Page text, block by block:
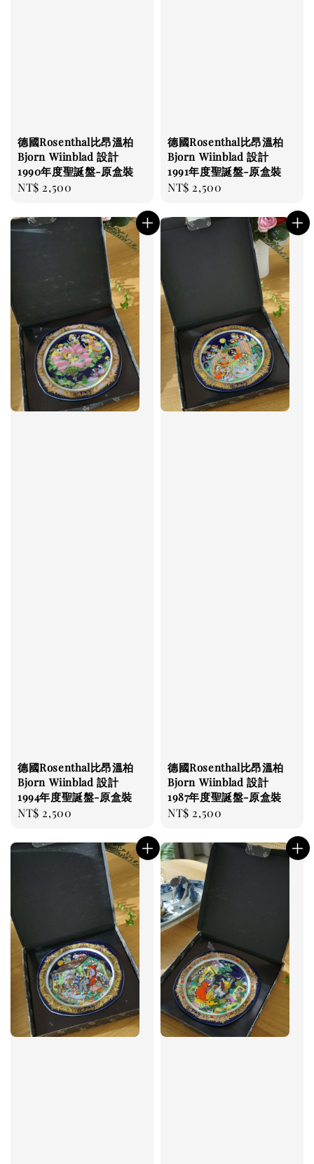
德國Rosenthal比昂溫柏
Bjorn Wiinblad 設計
1990年度聖誕盤-原盒裝
Regular
NT$ 2,500
德國Rosenthal比昂溫柏
Bjorn Wiinblad 設計
1991年度聖誕盤-原盒裝
Regular
NT$ 2,500
德國Rosenthal比昂溫柏
Bjorn Wiinblad 設計
1994年度聖誕盤-原盒裝
Regular
NT$ 2,500
德國Rosenthal比昂溫柏
Bjorn Wiinblad 設計
1987年度聖誕盤-原盒裝
Regular
NT$ 2,500